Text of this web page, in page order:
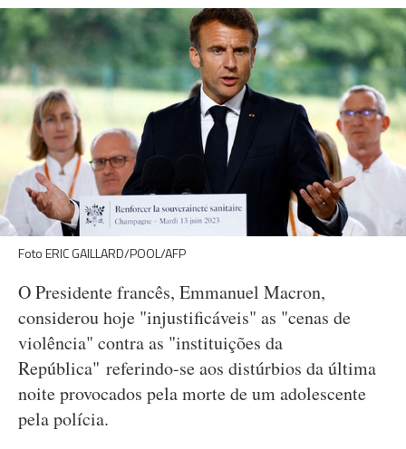
Foto ERIC GAILLARD/POOL/AFP
O Presidente francês, Emmanuel Macron,
considerou hoje "injustificáveis" as "cenas de
violência" contra as "instituições da
República" referindo-se aos distúrbios da última
noite provocados pela morte de um adolescente
pela polícia.